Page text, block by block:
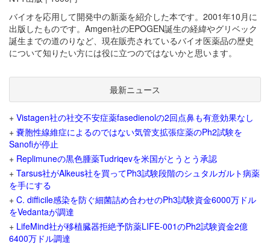
バイオを応用して開発中の新薬を紹介した本です。2001年10月に
出版したものです。Amgen社のEPOGEN誕生の経緯やグリベック
誕生までの道のりなど、現在販売されているバイオ医薬品の歴史
について知りたい方には役に立つのではないかと思います。
最新ニュース
+ Vistagen社の社交不安症薬fasedienolの2回点鼻も有意効果なし
+ 嚢胞性線維症によるのではない気管支拡張症薬のPh2試験を
Sanofiが停止
+ Replimuneの黒色腫薬Tudriqevを米国がとうとう承認
+ Tarsus社がAlkeus社を買ってPh3試験段階のシュタルガルト病薬
を手にする
+ C. difficile感染を防ぐ細菌詰め合わせのPh3試験資金6000万ドル
をVedantaが調達
+ LifeMind社が移植臓器拒絶予防薬LIFE-001のPh2試験資金2億
6400万ドル調達